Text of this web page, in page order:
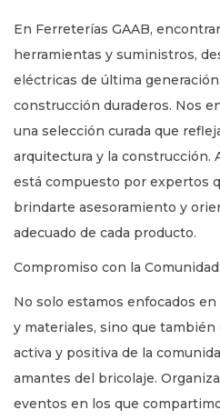
En Ferreterías GAAB,
herramientas y suministros,
eléctricas de última
construcción duraderos. Nos
una selección curada que
arquitectura y la construcción.
está compuesto por expertos
brindarte asesoramiento y
adecuado de cada producto.
Compromiso con la Comunidad:
No solo estamos enfocados
y materiales, sino que
activa y positiva de la
amantes del bricolaje.
eventos en los que